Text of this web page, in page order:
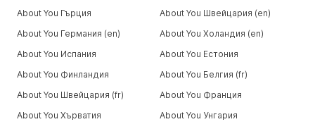
About You Гърция
About You Швейцария (en)
About You Германия (en)
About You Холандия (en)
About You Испания
About You Естония
About You Финландия
About You Белгия (fr)
About You Швейцария (fr)
About You Франция
About You Хърватия
About You Унгария